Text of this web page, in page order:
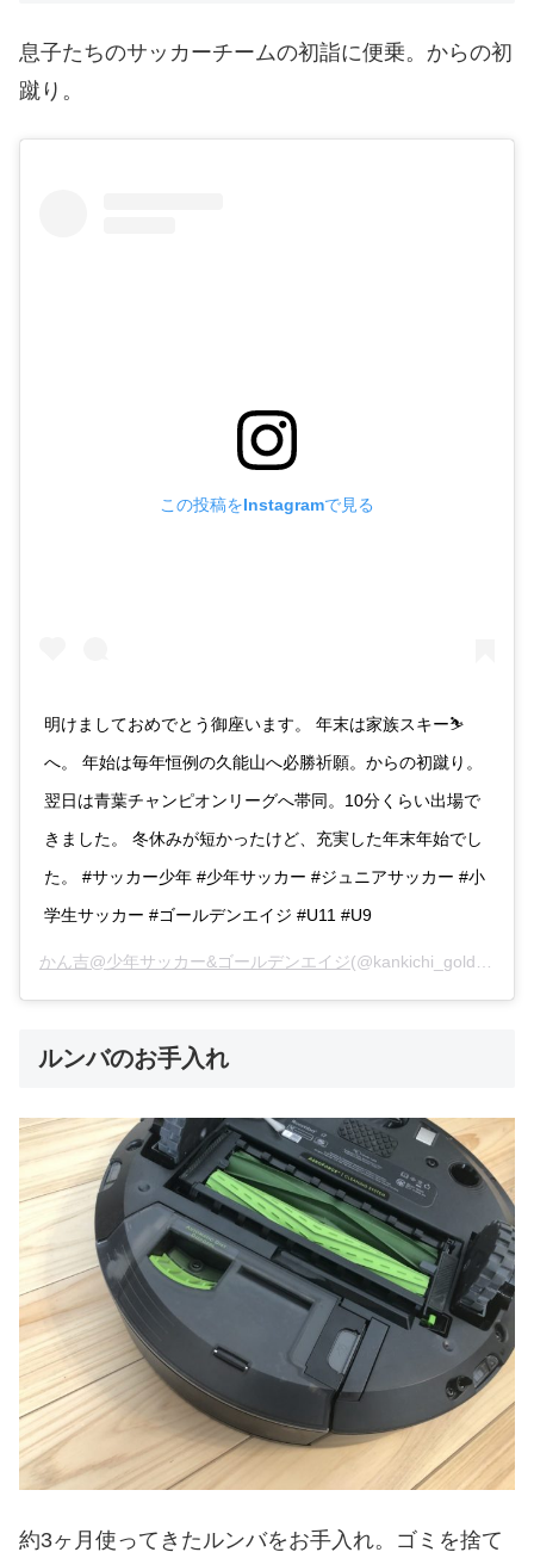
息子たちのサッカーチームの初詣に便乗。からの初
蹴り。
この投稿をInstagramで見る
明けましておめでとう御座います。 年末は家族スキー⛷
へ。 年始は毎年恒例の久能山へ必勝祈願。からの初蹴り。
翌日は青葉チャンピオンリーグへ帯同。10分くらい出場で
きました。 冬休みが短かったけど、充実した年末年始でし
た。 #サッカー少年 #少年サッカー #ジュニアサッカー #小
学生サッカー #ゴールデンエイジ #U11 #U9
かん吉@少年サッカー&ゴールデンエイジ(@kankichi_golden_age)がシェアした投稿 –
ルンバのお手入れ
約3ヶ月使ってきたルンバをお手入れ。ゴミを捨て